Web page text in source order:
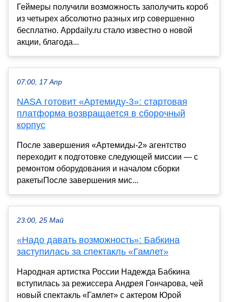
Геймеры получили возможность заполучить короб
из четырех абсолютно разных игр совершенно
бесплатно. Appdaily.ru стало известно о новой
акции, благода...
07:00, 17 Апр
NASA готовит «Артемиду-3»: стартовая
платформа возвращается в сборочный
корпус
После завершения «Артемиды-2» агентство
переходит к подготовке следующей миссии — с
ремонтом оборудования и началом сборки
ракетыПосле завершения мис...
23:00, 25 Май
«Надо давать возможность»: Бабкина
заступилась за спектакль «Гамлет»
Народная артистка России Надежда Бабкина
вступилась за режиссера Андрея Гончарова, чей
новый спектакль «Гамлет» с актером Юрой